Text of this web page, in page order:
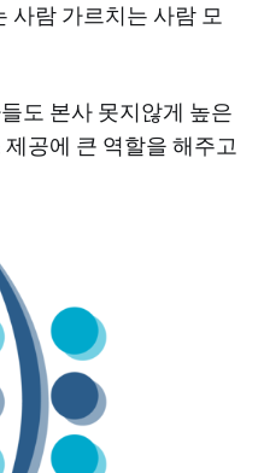
사람 가르치는 사람 모
도 본사 못지않게 높은
공에 큰 역할을 해주고